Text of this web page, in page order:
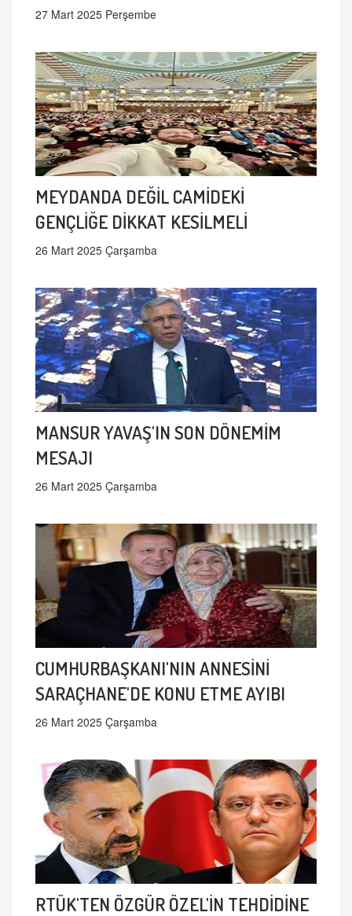
27 Mart 2025 Perşembe
MEYDANDA DEĞİL CAMİDEKİ
GENÇLİĞE DİKKAT KESİLMELİ
26 Mart 2025 Çarşamba
MANSUR YAVAŞ'IN SON DÖNEMİM
MESAJI
26 Mart 2025 Çarşamba
CUMHURBAŞKANI'NIN ANNESİNİ
SARAÇHANE'DE KONU ETME AYIBI
26 Mart 2025 Çarşamba
RTÜK'TEN ÖZGÜR ÖZEL'İN TEHDİDİNE